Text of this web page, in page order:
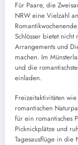
Für Paare, die
NRW eine Vielzahl
Schlösser bietet nicht
Arrangements und
machen. Im
und die
einladen.
Freizeitaktivitäten
romantischen
für ein romantisches
Picknickplätze und
Tagesausflüge in die